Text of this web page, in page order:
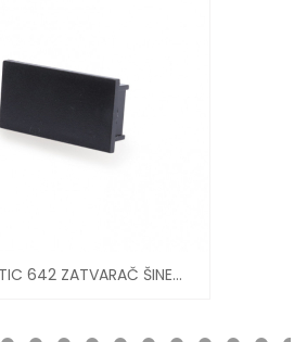
642 ZATVARAČ ŠINE...